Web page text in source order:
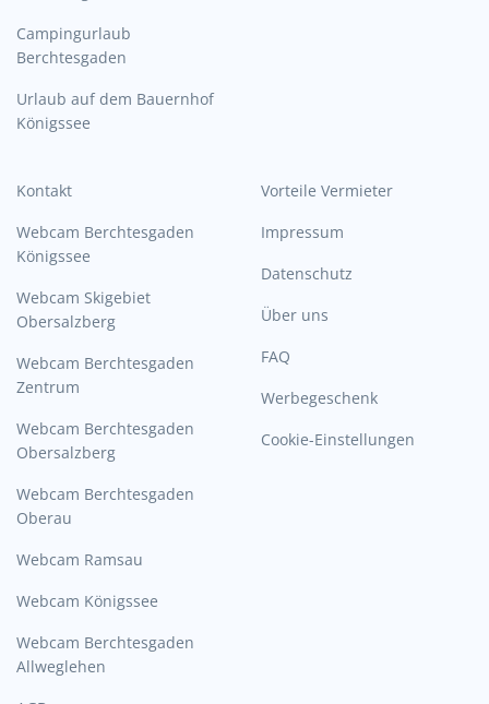
Campingurlaub
Berchtesgaden
Urlaub auf dem Bauernhof
Königssee
Kontakt
Webcam Berchtesgaden
Königssee
Webcam Skigebiet
Obersalzberg
Webcam Berchtesgaden
Zentrum
Webcam Berchtesgaden
Obersalzberg
Webcam Berchtesgaden
Oberau
Webcam Ramsau
Webcam Königssee
Webcam Berchtesgaden
Allweglehen
Vorteile Vermieter
Impressum
Datenschutz
Über uns
FAQ
Werbegeschenk
Cookie-Einstellungen